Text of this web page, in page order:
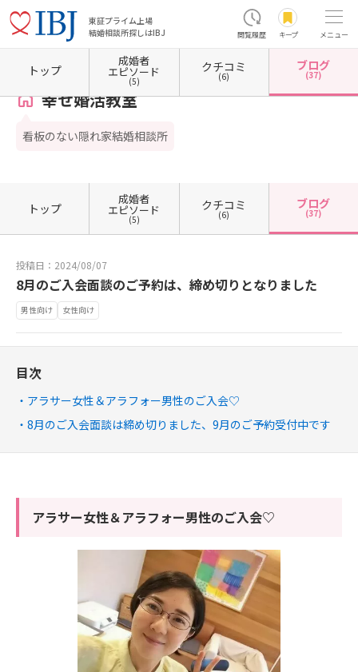
東証プライム上場
結婚相談所探しはIBJ
閲覧履歴 キープ メニュー
ホーム 山口県の結婚相談所 山口県山口市 幸せ婚活教室 カウンセラーブログ一覧
幸せ婚活教室
看板のない隠れ家結婚相談所
トップ
成婚者
エピソード
(5)
クチコミ
(6)
ブログ
(37)
トップ
成婚者
エピソード
(5)
クチコミ
(6)
ブログ
(37)
投稿日：2024/08/07
8月のご入会面談のご予約は、締め切りとなりました
男性向け 女性向け
目次
アラサー女性＆アラフォー男性のご入会♡
8月のご入会面談は締め切りました、9月のご予約受付中です
アラサー女性＆アラフォー男性のご入会♡